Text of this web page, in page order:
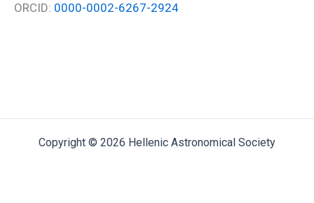
ORCID: 0000-0002-6267-2924
Copyright © 2026 Hellenic Astronomical Society